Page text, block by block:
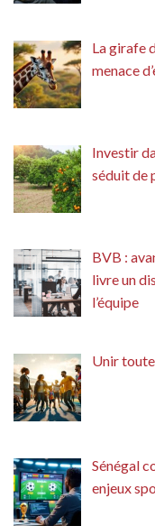
La girafe
menace
Investir
séduit de
BVB :
livre un
l’équipe
Unir
Sénégal
enjeux